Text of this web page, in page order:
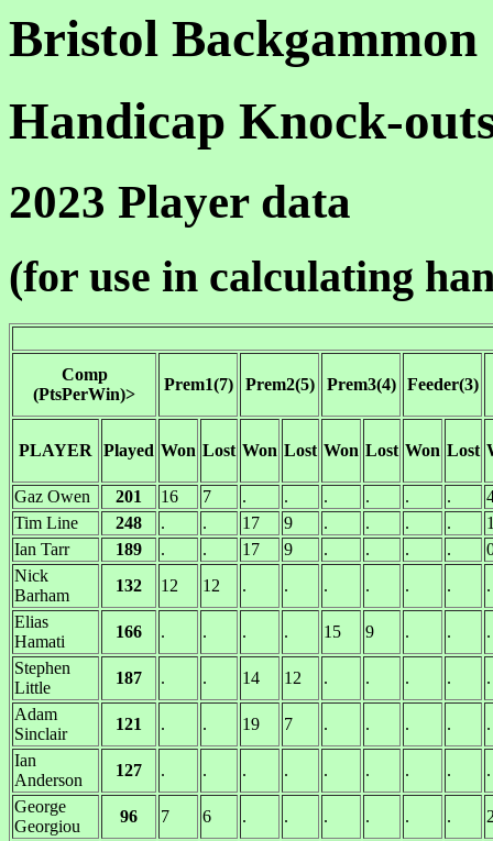
Bristol Backgammon
Handicap Knock-
2023 Player data
(for use in calculating
Comp
(PtsPerWin)>
Prem1(7) Prem2(5) Prem3(4) Feeder(3)
PLAYER Played Won Lost Won Lost Won Lost Won Lost
Gaz Owen 201 16 7 . . . . . .
Tim Line
248 . . 17 9 . . . .
Ian Tarr
189 . . 17 9 . . . .
Nick
Barham
132 12 12 . . . . . .
.
Elias
Hamati
166 . . . . 15 9 . .
.
Stephen
Little
187 . . 14 12 . . . .
.
Adam
Sinclair
121 . . 19 7 . . . .
.
Ian
Anderson
127 . . . . . . . .
.
George
Georgiou
96 7 6 . . . . . .